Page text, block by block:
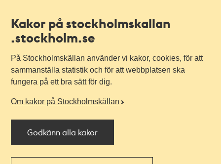
Kakor på stockholmskallan
.stockholm.se
På Stockholmskällan använder vi kakor, cookies, för att
sammanställa statistik och för att webbplatsen ska
fungera på ett bra sätt för dig.
Om kakor på Stockholmskällan
Godkänn alla kakor